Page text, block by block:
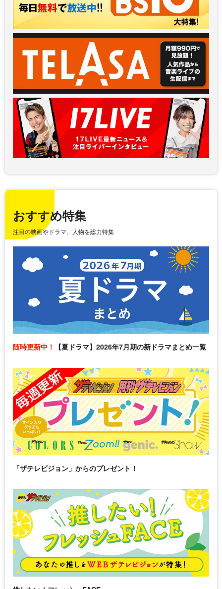
おすすめ特集
注目の映画やドラマ、人物を総力特集
随時更新中！ 【夏ドラマ】2026年7月期の新ドラマまとめ一覧
「ザテレビジョン」からのプレゼント！